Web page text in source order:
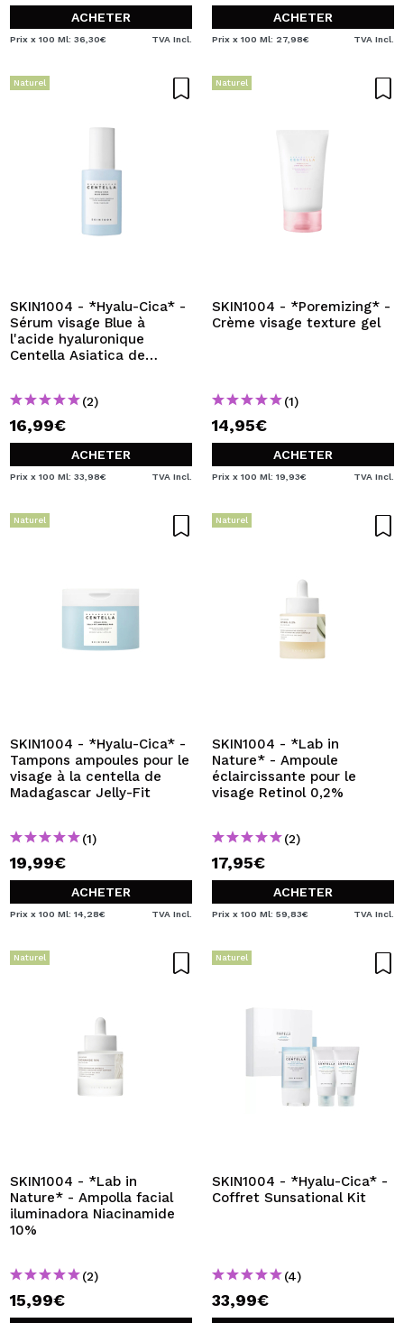
ACHETER
Prix x 100 Ml: 36,30€ TVA Incl.
ACHETER
Prix x 100 Ml: 27,98€ TVA Incl.
Naturel
SKIN1004 - *Hyalu-Cica* -
Sérum visage Blue à
l'acide hyaluronique
Centella Asiatica de
(2)
16,99€
ACHETER
Prix x 100 Ml: 33,98€ TVA Incl.
Naturel
SKIN1004 - *Poremizing* -
Crème visage texture gel
(1)
14,95€
ACHETER
Prix x 100 Ml: 19,93€ TVA Incl.
Naturel
SKIN1004 - *Hyalu-Cica* -
Tampons ampoules pour le
visage à la centella de
Madagascar Jelly-Fit
(1)
19,99€
ACHETER
Prix x 100 Ml: 14,28€ TVA Incl.
Naturel
SKIN1004 - *Lab in
Nature* - Ampoule
éclaircissante pour le
visage Retinol 0,2%
(2)
17,95€
ACHETER
Prix x 100 Ml: 59,83€ TVA Incl.
Naturel
SKIN1004 - *Lab in
Nature* - Ampolla facial
iluminadora Niacinamide
10%
(2)
15,99€
Naturel
SKIN1004 - *Hyalu-Cica* -
Coffret Sunsational Kit
(4)
33,99€